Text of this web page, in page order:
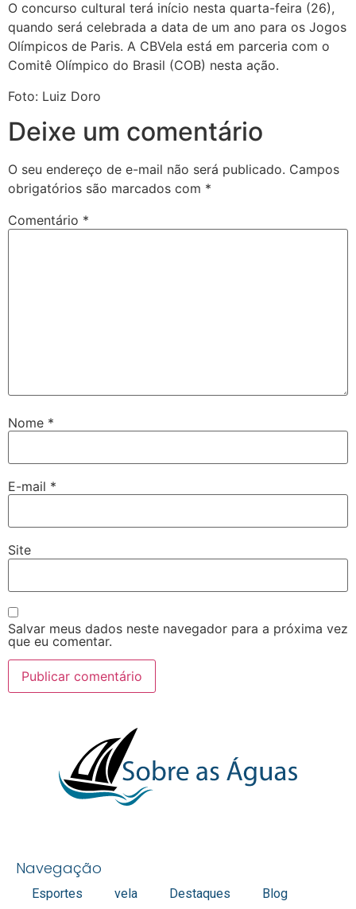
O concurso cultural terá início nesta quarta-feira (26),
quando será celebrada a data de um ano para os Jogos
Olímpicos de Paris. A CBVela está em parceria com o
Comitê Olímpico do Brasil (COB) nesta ação.
Foto: Luiz Doro
Deixe um comentário
O seu endereço de e-mail não será publicado. Campos
obrigatórios são marcados com *
Comentário *
Nome *
E-mail *
Site
Salvar meus dados neste navegador para a próxima vez
que eu comentar.
Navegação
Esportes vela Destaques Blog